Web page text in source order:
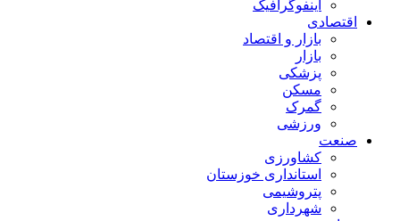
اینفوگرافیک
اقتصادی
بازار و اقتصاد
بازار
پزشکی
مسکن
گمرک
ورزشی
صنعت
کشاورزی
استانداری خوزستان
پتروشیمی
شهرداری